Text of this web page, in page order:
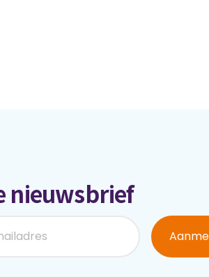
nieuwsbrief